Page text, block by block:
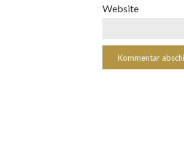
Website